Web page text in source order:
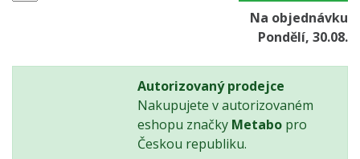
Na objednávku
Pondělí, 30.08.
Autorizovaný prodejce
Nakupujete v autorizovaném
eshopu značky Metabo pro
Českou republiku.